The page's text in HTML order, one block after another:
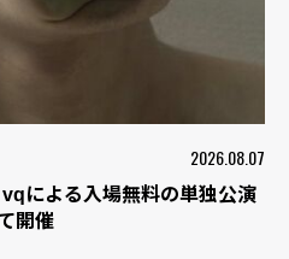
2026.08.07
による入場無料の単独公演
開催